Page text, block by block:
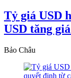
Tỷ giá USD
USD tăng
Bảo Châu